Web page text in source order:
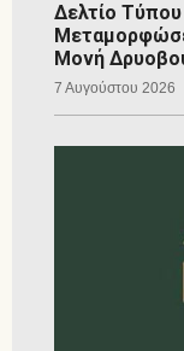
Δελτίο
Μονή
7 Αυγούστου 2026